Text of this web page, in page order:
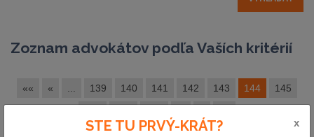
Zoznam advokátov podľa Vaších kritérií
«« « 139 140 141 142 143 144 145
STE TU PRVÝ-KRÁT? x